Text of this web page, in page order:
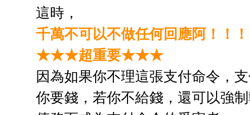
這時，
千萬不可以不做任何回應阿！！！
★★★超重要★★★
因為如果你不理這張支付命令，
你要錢，若你不給錢，還可以強